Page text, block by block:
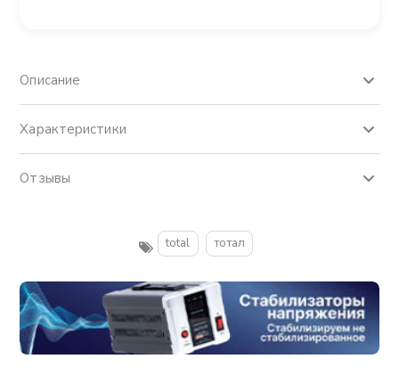
Описание
Характеристики
Отзывы
total тотал